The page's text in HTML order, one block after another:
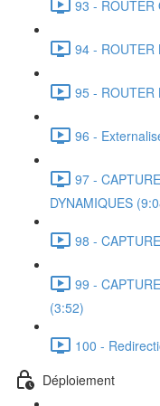
93 - ROUTER
94 - ROUTER
95 - ROUTER
96 -
97 -
DYNAMIQUES
98 -
99 -
(3:52)
100 -
Déploiement